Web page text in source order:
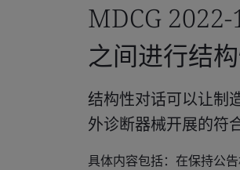
MDCG
之间进行结构
结构性对话可以让制
外诊断器械开展的符
具体内容包括：在保持公